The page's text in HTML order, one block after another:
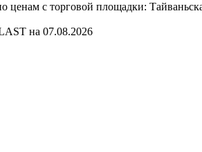
ценам с торговой площадки:
на 07.08.2026